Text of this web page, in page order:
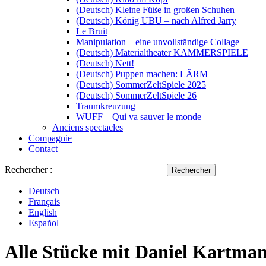
(Deutsch) Kleine Füße in großen Schuhen
(Deutsch) König UBU – nach Alfred Jarry
Le Bruit
Manipulation – eine unvollständige Collage
(Deutsch) Materialtheater KAMMERSPIELE
(Deutsch) Nett!
(Deutsch) Puppen machen: LÄRM
(Deutsch) SommerZeltSpiele 2025
(Deutsch) SommerZeltSpiele 26
Traumkreuzung
WUFF – Qui va sauver le monde
Anciens spectacles
Compagnie
Contact
Rechercher :
Deutsch
Français
English
Español
Alle Stücke mit Daniel